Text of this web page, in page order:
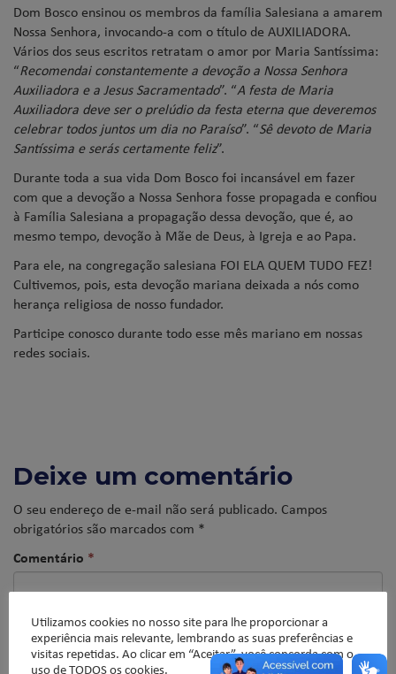
Dom Bosco ensinou os membros da família Salesiana a amarem
Nossa Senhora, invocando-a com o título de AUXILIADORA.
Vários dos seus escritos retratam o amor por Maria Santíssima:
“Recomendai constantemente a devoção a Nossa Senhora
Auxiliadora e a Jesus Sacramentado”. “A festa de Maria
Auxiliadora deve ser o prelúdio da festa eterna que deveremos
celebrar todos juntos um dia no Paraíso”. “Sê devoto de Maria
Santíssima e serás certamente feliz”.
Durante toda a sua vida Dom Bosco foi incansável em fazer
com que a devoção a Nossa Senhora fosse propagada e confiou
à Família Salesiana a propagação dessa devoção, que é, ao
mesmo tempo, devoção à Mãe de Deus, à Igreja e ao Papa.
Para ele, na congregação salesiana FOI ELA QUEM TUDO FEZ!
Cultivemos, pois, esta devoção mariana deixada a nós como
herança religiosa de nosso fundador.
Participe conosco durante todo esse mês mariano em nossas
redes sociais.
Deixe um comentário
O seu endereço de e-mail não será publicado. Campos
obrigatórios são marcados com *
Comentário *
Utilizamos cookies no nosso site para lhe proporcionar a
experiência mais relevante, lembrando as suas preferências e
visitas repetidas. Ao clicar em “Aceitar”, você concorda com o
uso de TODOS os cookies.